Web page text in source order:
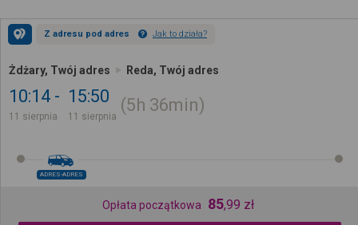
Z adresu pod adres Jak to działa?
Żdżary, Twój adres Reda, Twój adres
10:14
11 sierpnia
15:50
11 sierpnia
5h 36min
ADRES-ADRES
Opłata początkowa 85,99 zł